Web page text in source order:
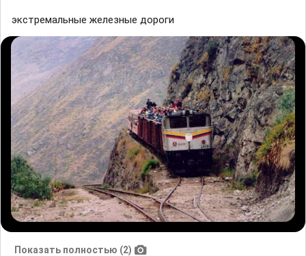
экстремальные железные дороги
Показать полностью (2)